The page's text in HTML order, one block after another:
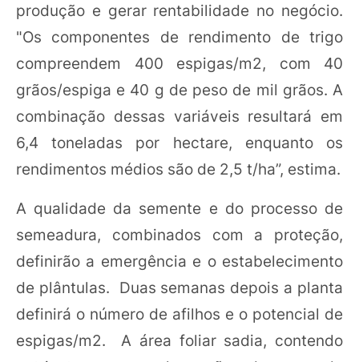
produção e gerar rentabilidade no negócio.
"Os componentes de rendimento de trigo
compreendem 400 espigas/m2, com 40
grãos/espiga e 40 g de peso de mil grãos. A
combinação dessas variáveis resultará em
6,4 toneladas por hectare, enquanto os
rendimentos médios são de 2,5 t/ha”, estima.
A qualidade da semente e do processo de
semeadura, combinados com a proteção,
definirão a emergência e o estabelecimento
de plântulas. Duas semanas depois a planta
definirá o número de afilhos e o potencial de
espigas/m2. A área foliar sadia, contendo